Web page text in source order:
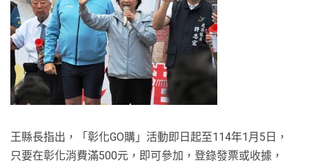
王縣長指出，「彰化GO購」活動即日起至114年1月5日，
只要在彰化消費滿500元，即可參加，登錄發票或收據，